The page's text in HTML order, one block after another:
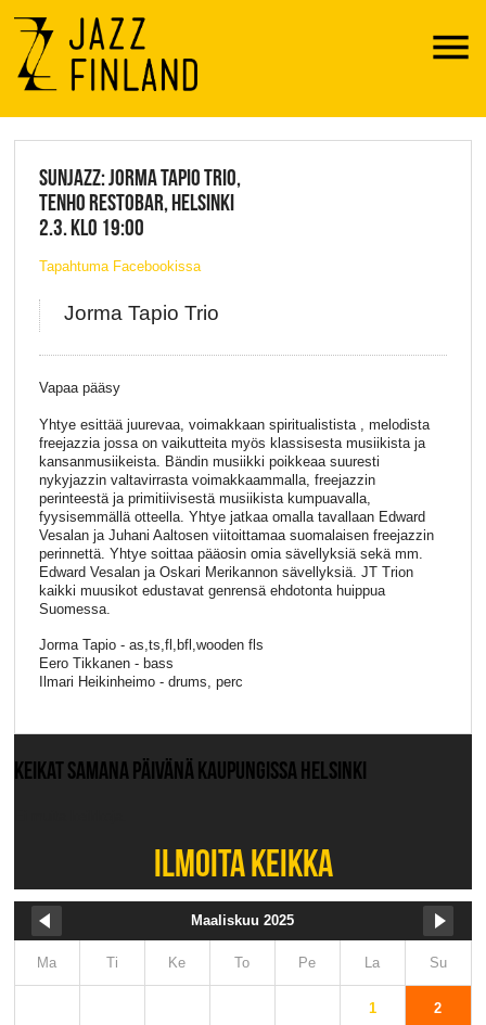
Menu
JAZZ FINLAND LIVE
SUNJAZZ: JORMA TAPIO TRIO,
TENHO RESTOBAR, HELSINKI
2.3. KLO 19:00
Tapahtuma Facebookissa
Jorma Tapio Trio
Vapaa pääsy
Yhtye esittää juurevaa, voimakkaan spiritualistista , melodista
freejazzia jossa on vaikutteita myös klassisesta musiikista ja
kansanmusiikeista. Bändin musiikki poikkeaa suuresti
nykyjazzin valtavirrasta voimakkaammalla, freejazzin
perinteestä ja primitiivisestä musiikista kumpuavalla,
fyysisemmällä otteella. Yhtye jatkaa omalla tavallaan Edward
Vesalan ja Juhani Aaltosen viitoittamaa suomalaisen freejazzin
perinnettä. Yhtye soittaa pääosin omia sävellyksiä sekä mm.
Edward Vesalan ja Oskari Merikannon sävellyksiä. JT Trion
kaikki muusikot edustavat genrensä ehdotonta huippua
Suomessa.
Jorma Tapio - as,ts,fl,bfl,wooden fls
Eero Tikkanen - bass
Ilmari Heikinheimo - drums, perc
KEIKAT SAMANA PÄIVÄNÄ KAUPUNGISSA HELSINKI
ILMOITA KEIKKA
Maaliskuu 2025
Ma Ti Ke To Pe La Su
1 2